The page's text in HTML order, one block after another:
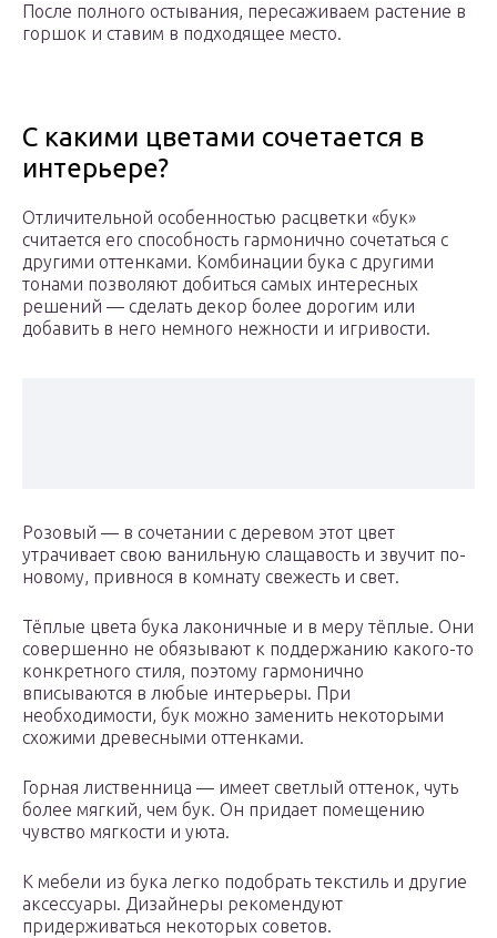
После полного остывания, пересаживаем растение в
горшок и ставим в подходящее место.
С какими цветами сочетается в
интерьере?
Отличительной особенностью расцветки «бук»
считается его способность гармонично сочетаться с
другими оттенками. Комбинации бука с другими
тонами позволяют добиться самых интересных
решений — сделать декор более дорогим или
добавить в него немного нежности и игривости.
Розовый — в сочетании с деревом этот цвет
утрачивает свою ванильную слащавость и звучит по-
новому, привнося в комнату свежесть и свет.
Тёплые цвета бука лаконичные и в меру тёплые. Они
совершенно не обязывают к поддержанию какого-то
конкретного стиля, поэтому гармонично
вписываются в любые интерьеры. При
необходимости, бук можно заменить некоторыми
схожими древесными оттенками.
Горная лиственница — имеет светлый оттенок, чуть
более мягкий, чем бук. Он придает помещению
чувство мягкости и уюта.
К мебели из бука легко подобрать текстиль и другие
аксессуары. Дизайнеры рекомендуют
придерживаться некоторых советов.